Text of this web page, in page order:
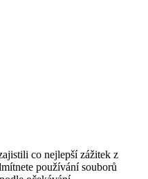
co nejlepší zážitek z
používání souborů